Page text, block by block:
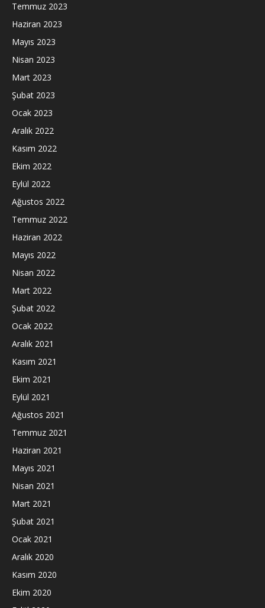
Temmuz 2023
Haziran 2023
Mayıs 2023
Nisan 2023
Mart 2023
Şubat 2023
Ocak 2023
Aralık 2022
Kasım 2022
Ekim 2022
Eylül 2022
Ağustos 2022
Temmuz 2022
Haziran 2022
Mayıs 2022
Nisan 2022
Mart 2022
Şubat 2022
Ocak 2022
Aralık 2021
Kasım 2021
Ekim 2021
Eylül 2021
Ağustos 2021
Temmuz 2021
Haziran 2021
Mayıs 2021
Nisan 2021
Mart 2021
Şubat 2021
Ocak 2021
Aralık 2020
Kasım 2020
Ekim 2020